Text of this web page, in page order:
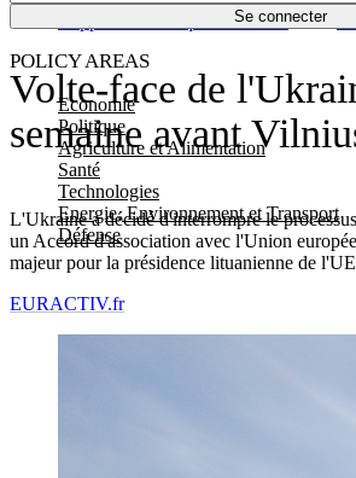
Se connecter
POLICY AREAS
Economie
Politique
Agriculture et Alimentation
Santé
Technologies
Energie, Environnement et Transport
Défense
Économie
Volte-face de
semaine avant
L'Ukraine a décidé d'interrompre le
un Accord d'association avec l'Union
majeur pour la présidence lituanienne de
EURACTIV.fr